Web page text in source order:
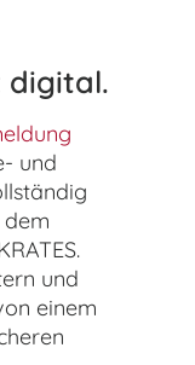
digital.
und
und
einem